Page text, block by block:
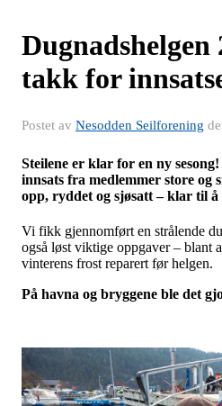
Dugnadshelgen
takk for
Postet av Nesodden Seilforening
Steilene er klar for en ny
innsats fra medlemmer store og
opp, ryddet og sjøsatt – klar til
Vi fikk gjennomført en strålende
også løst viktige oppgaver – blant
vinterens frost reparert før helgen.
På havna og bryggene ble det